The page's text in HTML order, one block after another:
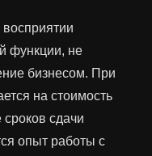
функции, не
бизнесом. При
на стоимость
сдачи
опыт работы с